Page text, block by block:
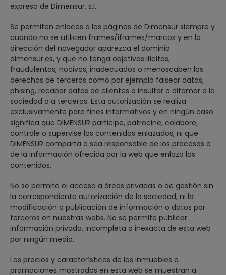
expreso de Dimensur, s.l.
Se permiten enlaces a las páginas de Dimensur siempre y
cuando no se utilicen frames/iframes/marcos y en la
dirección del navegador aparezca el dominio
dimensur.es, y que no tenga objetivos ilícitos,
fraudulentos, nocivos, inadecuados o menoscaben los
derechos de terceros como por ejemplo falsear datos,
phising, recabar datos de clientes o insultar o difamar a la
sociedad o a terceros. Esta autorización se realiza
exclusivamente para fines informativos y en ningún caso
significa que DIMENSUR participe, patrocine, colabore,
controle o supervise los contenidos enlazados, ni que
DIMENSUR comparta o sea responsable de los procesos o
de la información ofrecida por la web que enlaza los
contenidos.
No se permite el acceso a áreas privadas o de gestión sin
la correspondiente autorización de la sociedad, ni la
modificación o publicación de información o datos por
terceros en nuestras webs. No se permite publicar
información privada, incompleta o inexacta de esta web
por ningún medio.
Los precios y características de los inmuebles o
promociones mostrados en esta web se muestran a